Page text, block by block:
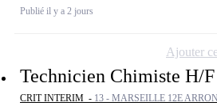
Publié il y a 2 jours
Technicien Chimiste H/F
CRIT INTERIM - 13 - MARSEILLE 12E
Ajouter